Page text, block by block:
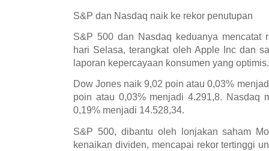
S&P dan Nasdaq naik ke rekor penutupan
S&P 500 dan Nasdaq keduanya mencatat
hari Selasa, terangkat oleh Apple Inc dan
laporan kepercayaan konsumen yang optimis.
Dow Jones naik 9,02 poin atau 0,03%
poin atau 0,03% menjadi 4.291,8. Nasdaq
0,19% menjadi 14.528,34.
S&P 500, dibantu oleh lonjakan saham
kenaikan dividen, mencapai rekor tertinggi